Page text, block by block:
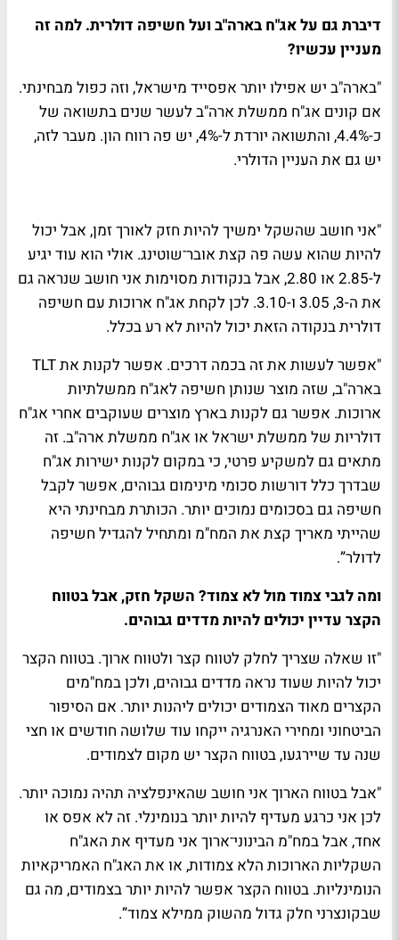
דיברת גם על אג"ח בארה"ב ועל חשיפה דולרית. למה זה
מעניין עכשיו?
"בארה"ב יש אפילו יותר אפסייד מישראל, וזה כפול מבחינתי.
אם קונים אג"ח ממשלת ארה"ב לעשר שנים בתשואה של
כ-4.4%, והתשואה יורדת ל-4%, יש פה רווח הון. מעבר לזה,
יש גם את העניין הדולרי.
"אני חושב שהשקל ימשיך להיות חזק לאורך זמן, אבל יכול
להיות שהוא עשה פה קצת אובר־שוטינג. אולי הוא עוד יגיע
ל-2.85 או 2.80, אבל בנקודות מסוימות אני חושב שנראה גם
את ה-3, 3.05 ו-3.10. לכן לקחת אג"ח ארוכות עם חשיפה
דולרית בנקודה הזאת יכול להיות לא רע בכלל.
"אפשר לעשות את זה בכמה דרכים. אפשר לקנות את TLT
בארה"ב, שזה מוצר שנותן חשיפה לאג"ח ממשלתיות
ארוכות. אפשר גם לקנות בארץ מוצרים שעוקבים אחרי אג"ח
דולריות של ממשלת ישראל או אג"ח ממשלת ארה"ב. זה
מתאים גם למשקיע פרטי, כי במקום לקנות ישירות אג"ח
שבדרך כלל דורשות סכומי מינימום גבוהים, אפשר לקבל
חשיפה גם בסכומים נמוכים יותר. הכותרת מבחינתי היא
שהייתי מאריך קצת את המח"מ ומתחיל להגדיל חשיפה
לדולר”.
ומה לגבי צמוד מול לא צמוד? השקל חזק, אבל בטווח
הקצר עדיין יכולים להיות מדדים גבוהים.
"זו שאלה שצריך לחלק לטווח קצר ולטווח ארוך. בטווח הקצר
יכול להיות שעוד נראה מדדים גבוהים, ולכן במח"מים
הקצרים מאוד הצמודים יכולים ליהנות יותר. אם הסיפור
הביטחוני ומחירי האנרגיה ייקחו עוד שלושה חודשים או חצי
שנה עד שיירגעו, בטווח הקצר יש מקום לצמודים.
"אבל בטווח הארוך אני חושב שהאינפלציה תהיה נמוכה יותר.
לכן אני כרגע מעדיף להיות יותר בנומינלי. זה לא אפס או
אחד, אבל במח"מ הבינוני־ארוך אני מעדיף את האג"ח
השקליות הארוכות הלא צמודות, או את האג"ח האמריקאיות
הנומינליות. בטווח הקצר אפשר להיות יותר בצמודים, מה גם
שבקונצרני חלק גדול מהשוק ממילא צמוד”.